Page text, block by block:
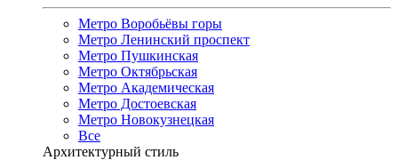
Метро Воробьёвы горы
Метро Ленинский проспект
Метро Пушкинская
Метро Октябрьская
Метро Академическая
Метро Достоевская
Метро Новокузнецкая
Все
Архитектурный стиль